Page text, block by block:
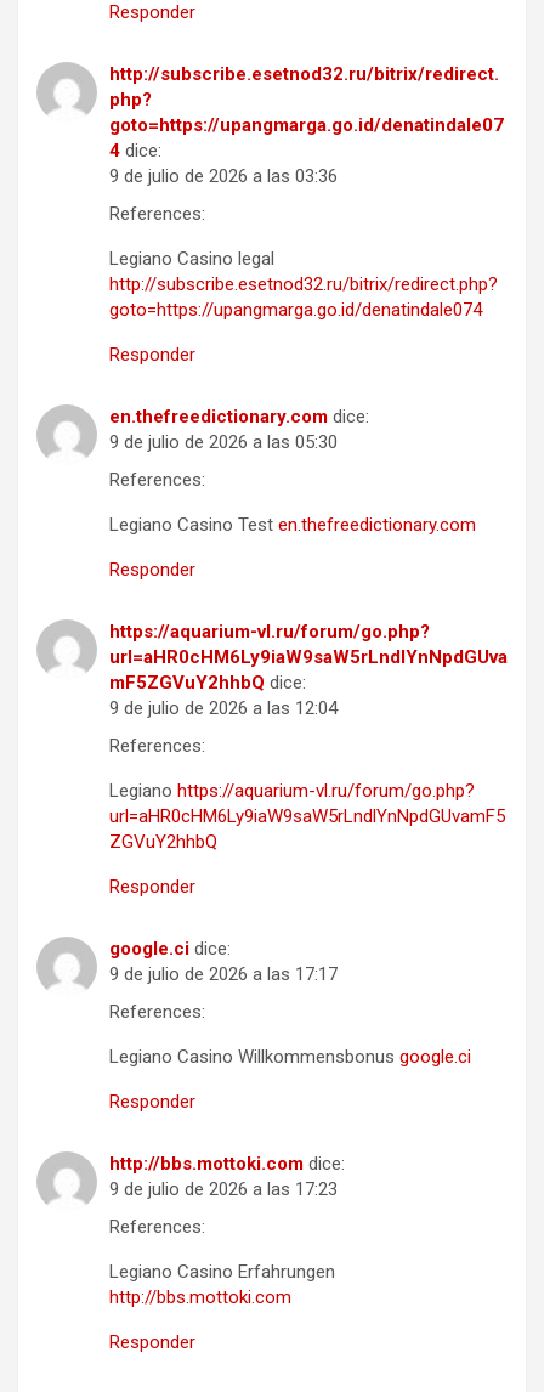
Responder
http://subscribe.esetnod32.ru/bitrix/redirect.
php?
goto=https://upangmarga.go.id/denatindale07
4 dice:
9 de julio de 2026 a las 03:36
References:
Legiano Casino legal
http://subscribe.esetnod32.ru/bitrix/redirect.php?
goto=https://upangmarga.go.id/denatindale074
Responder
en.thefreedictionary.com dice:
9 de julio de 2026 a las 05:30
References:
Legiano Casino Test en.thefreedictionary.com
Responder
https://aquarium-vl.ru/forum/go.php?
url=aHR0cHM6Ly9iaW9saW5rLndlYnNpdGUva
mF5ZGVuY2hhbQ dice:
9 de julio de 2026 a las 12:04
References:
Legiano https://aquarium-vl.ru/forum/go.php?
url=aHR0cHM6Ly9iaW9saW5rLndlYnNpdGUvamF5
ZGVuY2hhbQ
Responder
google.ci dice:
9 de julio de 2026 a las 17:17
References:
Legiano Casino Willkommensbonus google.ci
Responder
http://bbs.mottoki.com dice:
9 de julio de 2026 a las 17:23
References:
Legiano Casino Erfahrungen
http://bbs.mottoki.com
Responder